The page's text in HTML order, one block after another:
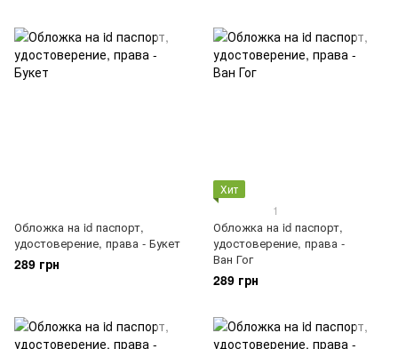
Обложка на id паспорт,
удостоверение, права - Букет
289 грн
Хит
1
Обложка на id паспорт,
удостоверение, права -
Ван Гог
289 грн